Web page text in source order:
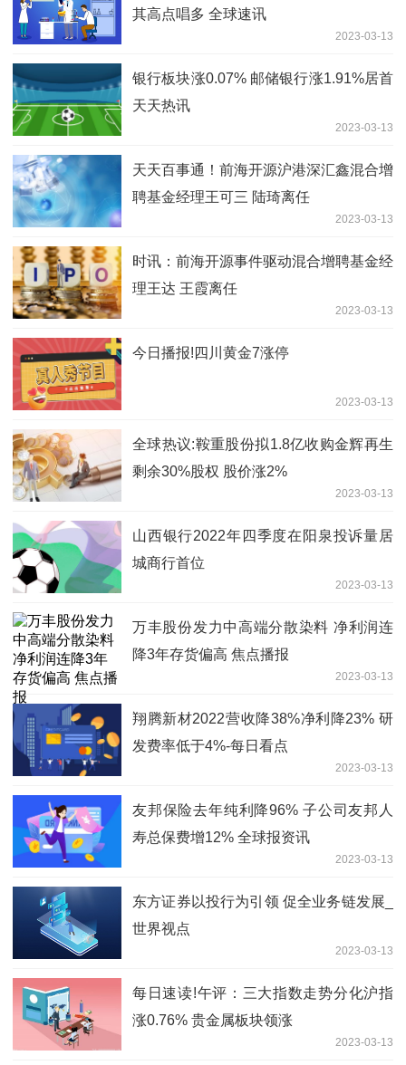
其高点唱多 全球速讯
2023-03-13
银行板块涨0.07% 邮储银行涨1.91%居首
天天热讯
2023-03-13
天天百事通！前海开源沪港深汇鑫混合增
聘基金经理王可三 陆琦离任
2023-03-13
时讯：前海开源事件驱动混合增聘基金经
理王达 王霞离任
2023-03-13
今日播报!四川黄金7涨停
2023-03-13
全球热议:鞍重股份拟1.8亿收购金辉再生
剩余30%股权 股价涨2%
2023-03-13
山西银行2022年四季度在阳泉投诉量居
城商行首位
2023-03-13
万丰股份发力中高端分散染料 净利润连
降3年存货偏高 焦点播报
2023-03-13
翔腾新材2022营收降38%净利降23% 研
发费率低于4%-每日看点
2023-03-13
友邦保险去年纯利降96% 子公司友邦人
寿总保费增12% 全球报资讯
2023-03-13
东方证券以投行为引领 促全业务链发展_
世界视点
2023-03-13
每日速读!午评：三大指数走势分化沪指
涨0.76% 贵金属板块领涨
2023-03-13